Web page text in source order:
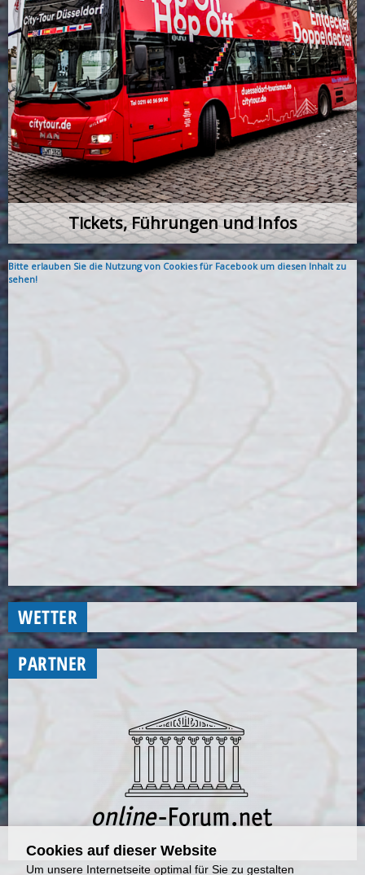
Tickets, Führungen und Infos
Bitte erlauben Sie die Nutzung von Cookies für Facebook um diesen Inhalt zu
sehen!
WETTER
PARTNER
Cookies auf dieser Website
Um unsere Internetseite optimal für Sie zu gestalten